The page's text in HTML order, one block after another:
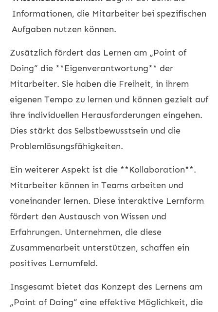
Informationen, die Mitarbeiter bei spezifischen
Aufgaben nutzen können.
Zusätzlich fördert das Lernen am „Point of
Doing“ die **Eigenverantwortung** der
Mitarbeiter. Sie haben die Freiheit, in ihrem
eigenen Tempo zu lernen und können gezielt auf
ihre individuellen Herausforderungen eingehen.
Dies stärkt das Selbstbewusstsein und die
Problemlösungsfähigkeiten.
Ein weiterer Aspekt ist die **Kollaboration**.
Mitarbeiter können in Teams arbeiten und
voneinander lernen. Diese interaktive Lernform
fördert den Austausch von Wissen und
Erfahrungen. Unternehmen, die diese
Zusammenarbeit unterstützen, schaffen ein
positives Lernumfeld.
Insgesamt bietet das Konzept des Lernens am
„Point of Doing“ eine effektive Möglichkeit, die